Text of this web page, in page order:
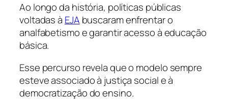
Ao longo da história, políticas públicas
voltadas à EJA buscaram enfrentar o
analfabetismo e garantir acesso à educação
básica.
Esse percurso revela que o modelo sempre
esteve associado à justiça social e à
democratização do ensino.